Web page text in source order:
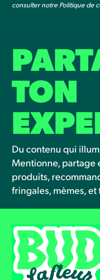
consulter notre Politique de
TON
Du contenu qui
Mentionne, partage
produits,
fringales, mèmes, et